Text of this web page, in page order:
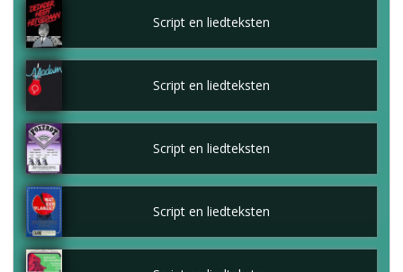
Script en liedteksten
Script en liedteksten
Script en liedteksten
Script en liedteksten